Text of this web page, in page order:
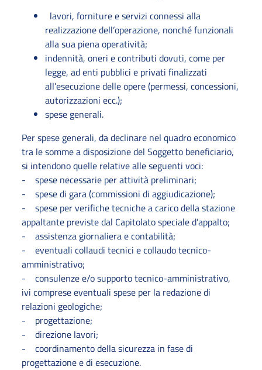
lavori, forniture e servizi connessi alla
realizzazione dell’operazione, nonché funzionali
alla sua piena operatività;
indennità, oneri e contributi dovuti, come per
legge, ad enti pubblici e privati finalizzati
all’esecuzione delle opere (permessi, concessioni,
autorizzazioni ecc.);
spese generali.
Per spese generali, da declinare nel quadro economico
tra le somme a disposizione del Soggetto beneficiario,
si intendono quelle relative alle seguenti voci:
- spese necessarie per attività preliminari;
- spese di gara (commissioni di aggiudicazione);
- spese per verifiche tecniche a carico della stazione
appaltante previste dal Capitolato speciale d’appalto;
- assistenza giornaliera e contabilità;
- eventuali collaudi tecnici e collaudo tecnico-
amministrativo;
- consulenze e/o supporto tecnico-amministrativo,
ivi comprese eventuali spese per la redazione di
relazioni geologiche;
- progettazione;
- direzione lavori;
- coordinamento della sicurezza in fase di
progettazione e di esecuzione.